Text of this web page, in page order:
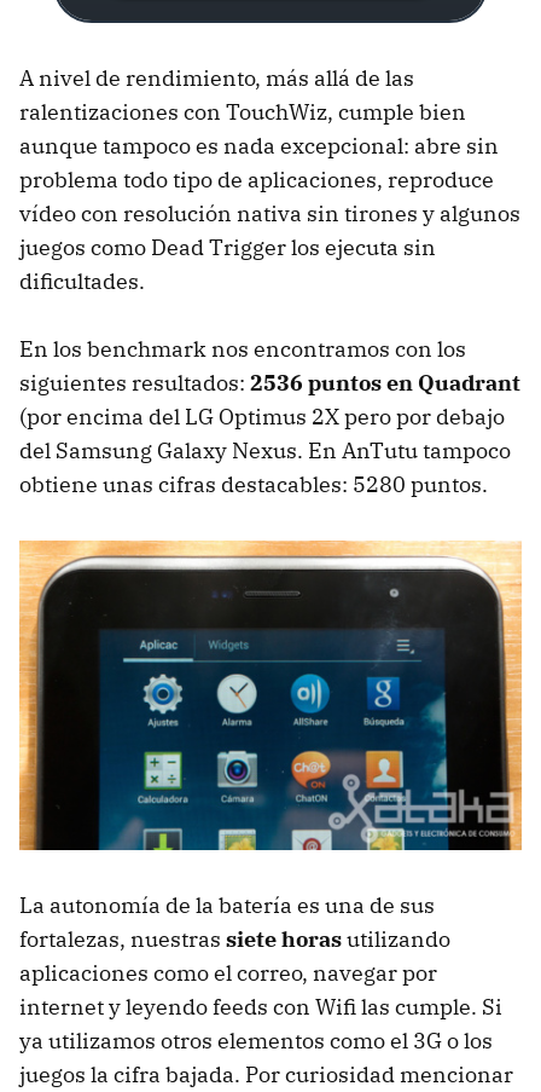
A nivel de rendimiento, más allá de las
ralentizaciones con TouchWiz, cumple bien
aunque tampoco es nada excepcional: abre sin
problema todo tipo de aplicaciones, reproduce
vídeo con resolución nativa sin tirones y algunos
juegos como Dead Trigger los ejecuta sin
dificultades.
En los benchmark nos encontramos con los
siguientes resultados: 2536 puntos en Quadrant
(por encima del LG Optimus 2X pero por debajo
del Samsung Galaxy Nexus. En AnTutu tampoco
obtiene unas cifras destacables: 5280 puntos.
La autonomía de la batería es una de sus
fortalezas, nuestras siete horasutilizando
aplicaciones como el correo, navegar por
internet y leyendo feeds con Wifi las cumple. Si
ya utilizamos otros elementos como el 3G o los
juegos la cifra bajada. Por curiosidad mencionar